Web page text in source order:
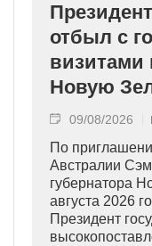
отбыл с
визитами
Новую
09/08/2026
По
Австралии
губернатора
августа 2026
Президент